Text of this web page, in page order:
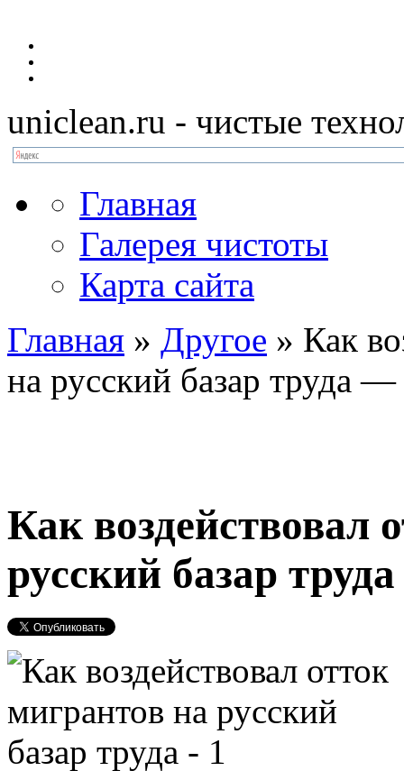
uniclean.ru - чистые
Главная
Галерея чистоты
Карта сайта
Главная » Другое » Как
на русский базар труда —
Как воздействовал
русский базар